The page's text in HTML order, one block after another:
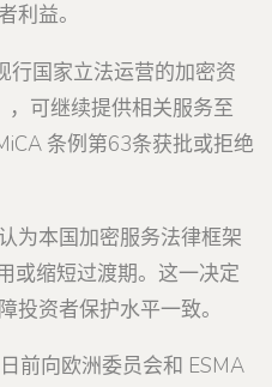
利益。
国家立法运营的加密资
，可继续提供相关服务至
条例第63条获批或拒绝
为本国加密服务法律框架
或缩短过渡期。这一决定
投资者保护水平一致。
前向欧洲委员会和 ESMA